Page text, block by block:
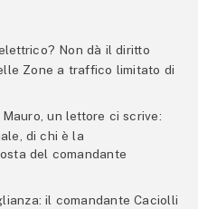
Non dà il diritto
Zone a traffico limitato di
un lettore ci scrive:
di chi è la
del comandante
il comandante Caciolli